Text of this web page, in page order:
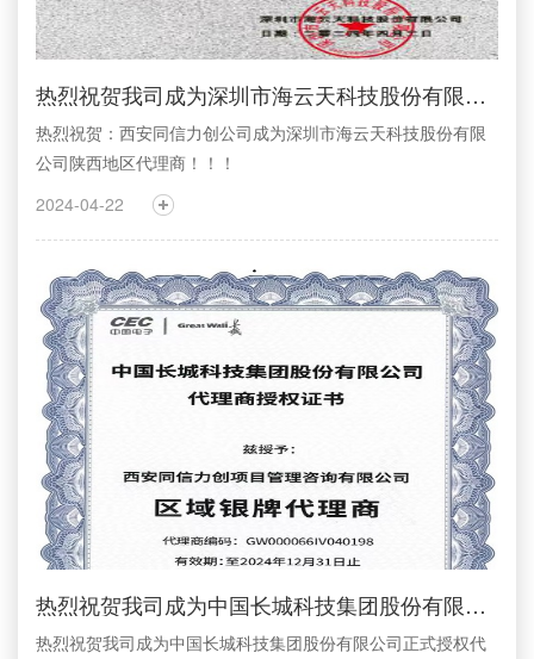
热烈祝贺我司成为深圳市海云天科技股份有限公司陕西地区代理商
热烈祝贺：西安同信力创公司成为深圳市海云天科技股份有限
公司陕西地区代理商！！！
2024-04-22
热烈祝贺我司成为中国长城科技集团股份有限公司正式授权代理商
热烈祝贺我司成为中国长城科技集团股份有限公司正式授权代